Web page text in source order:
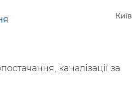
Київ
каналізації за